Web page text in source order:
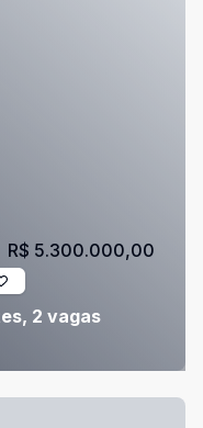
2 vagas
R$ 5.300.000,00